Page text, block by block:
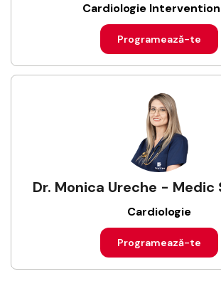
Cardiologie
Programează-te
Dr. Monica Ureche - Medic
Cardiologie
Programează-te